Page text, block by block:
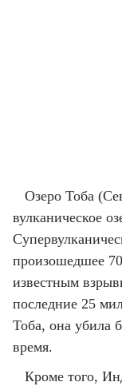
Озеро Тоба
вулканическое
произошедшее
известным
последние 25
Тоба, она убила
время.
Кроме того,